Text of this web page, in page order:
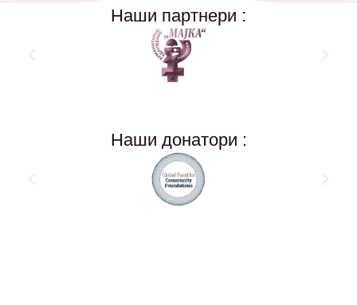
Наши партнери :
Наши донатори :